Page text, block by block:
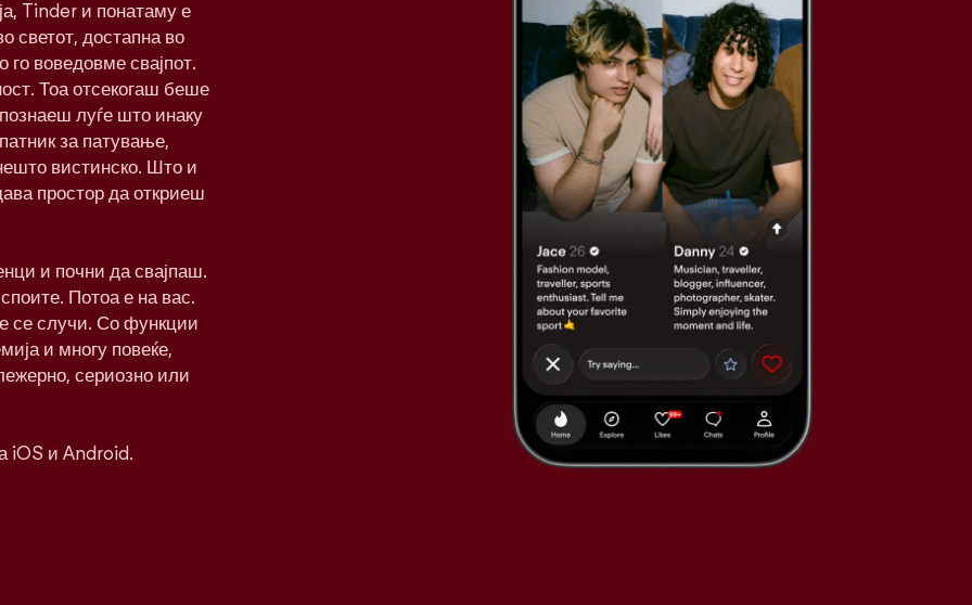
Tinder и понатаму е
светот, достапна во
го воведовме свајпот.
Тоа отсекогаш беше
луѓе што инаку
за патување,
вистинско. Што и
простор да откриеш
и почни да свајпаш.
споите. Потоа е на вас.
се случи. Со функции
и многу повеќе,
сериозно или
iOS и Android.